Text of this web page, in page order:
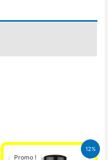
12%
Promo !
Promo !
Le
prix
Le
prix